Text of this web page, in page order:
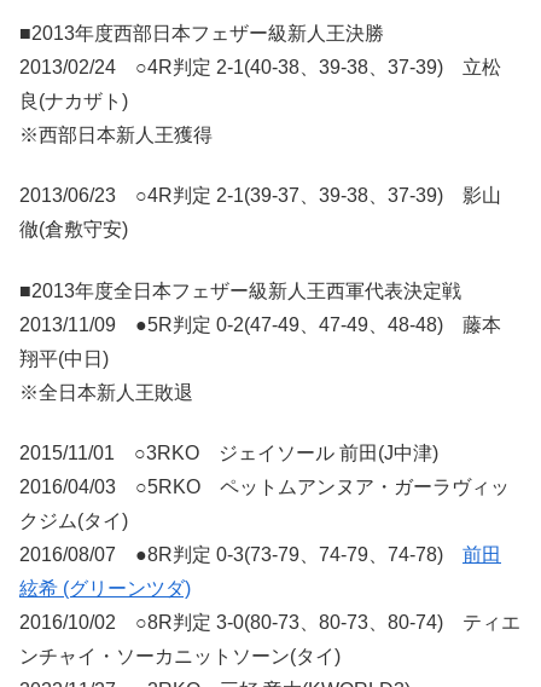
■2013年度西部日本フェザー級新人王決勝
2013/02/24 ○4R判定 2-1(40-38、39-38、37-39) 立松
良(ナカザト)
※西部日本新人王獲得
2013/06/23 ○4R判定 2-1(39-37、39-38、37-39) 影山
徹(倉敷守安)
■2013年度全日本フェザー級新人王西軍代表決定戦
2013/11/09 ●5R判定 0-2(47-49、47-49、48-48) 藤本
翔平(中日)
※全日本新人王敗退
2015/11/01 ○3RKO ジェイソール 前田(J中津)
2016/04/03 ○5RKO ペットムアンヌア・ガーラヴィッ
クジム(タイ)
2016/08/07 ●8R判定 0-3(73-79、74-79、74-78) 前田
絃希 (グリーンツダ)
2016/10/02 ○8R判定 3-0(80-73、80-73、80-74) ティエ
ンチャイ・ソーカニットソーン(タイ)